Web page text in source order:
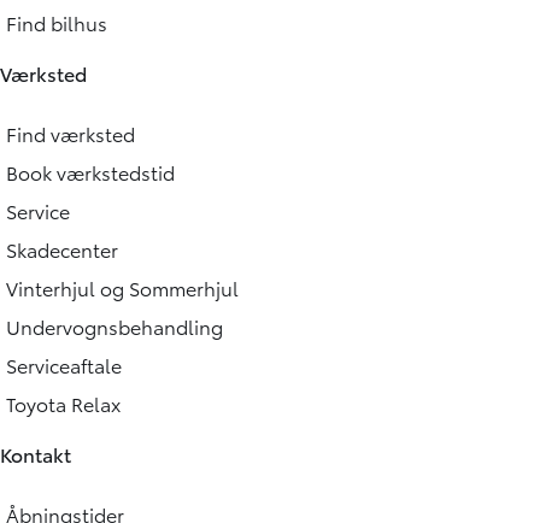
Find bilhus
Værksted
Find værksted
Book værkstedstid
Service
Skadecenter
Vinterhjul og Sommerhjul
Undervognsbehandling
Serviceaftale
Toyota Relax
Kontakt
Åbningstider